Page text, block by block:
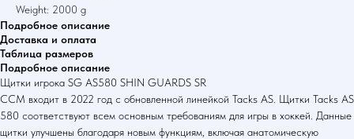
Weight: 2000 g
Подробное описание
Доставка и оплата
Таблица размеров
Подробное описание
Щитки игрока SG AS580 SHIN GUARDS SR
CCM входит в 2022 год с обновленной линейкой Tacks AS. Щитки Tacks AS
580 соответствуют всем основным требованиям для игры в хоккей. Данные
щитки улучшены благодаря новым функциям, включая анатомическую